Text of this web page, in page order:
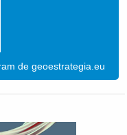
de geoestrategia.eu